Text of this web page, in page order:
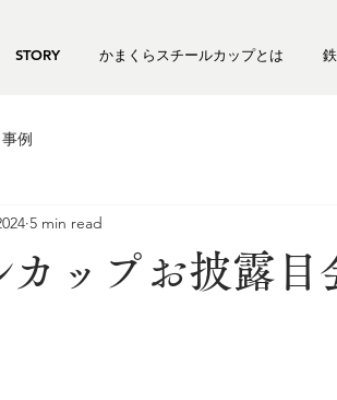
STORY かまくらスチールカップとは
例
カップお披露目
5 min read